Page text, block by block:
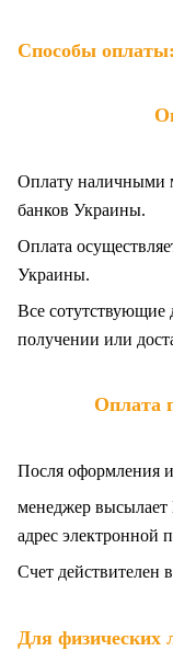
Способы оплаты:
Оплату наличными
банков Украины.
Оплата
Украины.
Все
получении или
Оплата
Посля оформления и
менеджер
адрес электронной
Счет действителен
Для физических